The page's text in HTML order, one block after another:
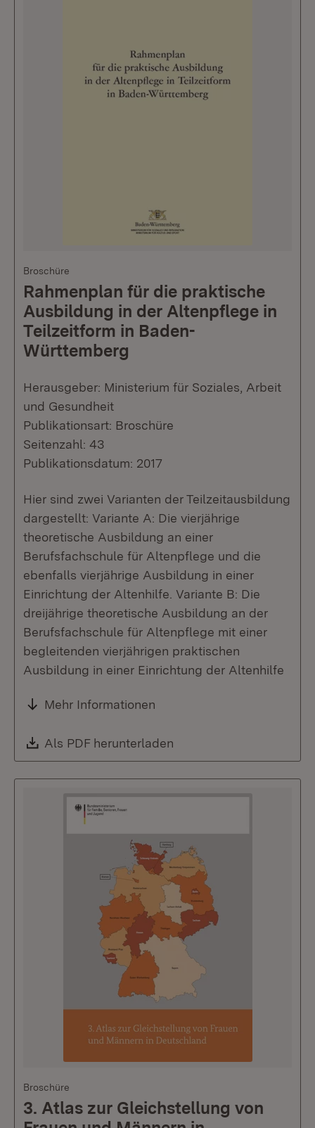
Broschüre
Rahmenplan für die praktische
Ausbildung in der Altenpflege in
Teilzeitform in Baden-
Württemberg
Herausgeber: Ministerium für Soziales, Arbeit
und Gesundheit
Publikationsart: Broschüre
Seitenzahl: 43
Publikationsdatum: 2017
Hier sind zwei Varianten der Teilzeitausbildung
dargestellt: Variante A: Die vierjährige
theoretische Ausbildung an einer
Berufsfachschule für Altenpflege und die
ebenfalls vierjährige Ausbildung in einer
Einrichtung der Altenhilfe. Variante B: Die
dreijährige theoretische Ausbildung an der
Berufsfachschule für Altenpflege mit einer
begleitenden vierjährigen praktischen
Ausbildung in einer Einrichtung der Altenhilfe
Mehr Informationen
Download:
Als PDF herunterladen
Broschüre
3. Atlas zur Gleichstellung von